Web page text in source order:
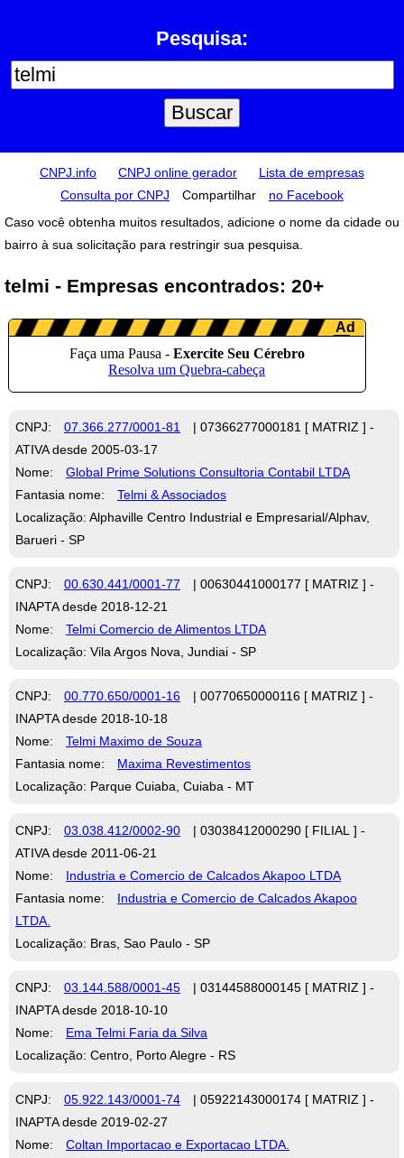
Pesquisa:
CNPJ.info CNPJ online gerador
Lista de empresas
Consulta por CNPJ
Compartilhar
no Facebook
Caso você obtenha muitos resultados, adicione o nome da cidade ou
bairro à sua solicitação para restringir sua pesquisa.
telmi - Empresas encontrados: 20+
CNPJ: 07.366.277/0001-81
| 07366277000181 [ MATRIZ ] -
ATIVA desde 2005-03-17
Nome:
Global Prime Solutions Consultoria Contabil LTDA
Fantasia nome:
Telmi & Associados
Localização: Alphaville Centro Industrial e Empresarial/Alphav,
Barueri - SP
CNPJ: 00.630.441/0001-77
| 00630441000177 [ MATRIZ ] -
INAPTA desde 2018-12-21
Nome:
Telmi Comercio de Alimentos LTDA
Localização: Vila Argos Nova, Jundiai - SP
CNPJ: 00.770.650/0001-16
| 00770650000116 [ MATRIZ ] -
INAPTA desde 2018-10-18
Nome:
Telmi Maximo de Souza
Fantasia nome:
Maxima Revestimentos
Localização: Parque Cuiaba, Cuiaba - MT
CNPJ: 03.038.412/0002-90
| 03038412000290 [ FILIAL ] -
ATIVA desde 2011-06-21
Nome:
Industria e Comercio de Calcados Akapoo LTDA
Fantasia nome:
Industria e Comercio de Calcados Akapoo
LTDA.
Localização: Bras, Sao Paulo - SP
CNPJ: 03.144.588/0001-45
| 03144588000145 [ MATRIZ ] -
INAPTA desde 2018-10-10
Nome:
Ema Telmi Faria da Silva
Localização: Centro, Porto Alegre - RS
CNPJ: 05.922.143/0001-74
| 05922143000174 [ MATRIZ ] -
INAPTA desde 2019-02-27
Nome:
Coltan Importacao e Exportacao LTDA.